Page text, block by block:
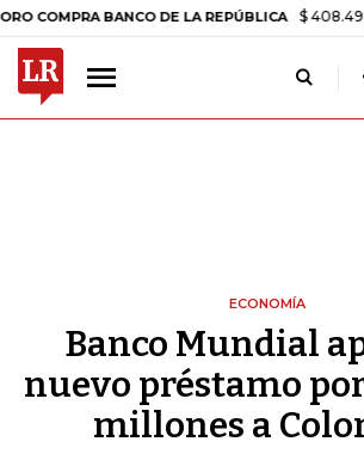
BANCO DE LA REPÚBLICA $ 408.498,97 +$
ECONOMÍA
Banco Mundial
nuevo préstamo
millones a